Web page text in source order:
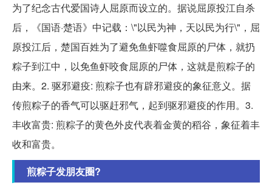
为了纪念古代爱国诗人屈原而设立的。据说屈原投江自杀
后，《国语·楚语》中记载：\"以民为神，天以民为行\"，屈
原投江后，楚国百姓为了避免鱼虾噬食屈原的尸体，就扔
粽子到江中，以免鱼虾咬食屈原的尸体，这就是煎粽子的
由来。2. 驱邪避疫: 煎粽子也有辟邪避疫的象征意义。据
传煎粽子的香气可以驱赶邪气，起到驱邪避疫的作用。3.
丰收富贵: 煎粽子的黄色外皮代表着金黄的稻谷，象征着丰
收和富贵。
煎粽子发朋友圈?